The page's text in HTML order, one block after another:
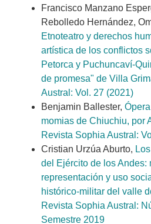
Francisco Manzano
Rebolledo Hernández,
Etnoteatro y derechos
artística de los conflictos
Petorca y Puchuncaví-
de promesa" de Villa
Austral: Vol. 27 (2021)
Benjamin Ballester,
momias de Chiuchiu, por
Revista Sophia Austral:
Cristian Urzúa Aburto,
del Ejército de los Andes:
representación y uso
histórico-militar del valle
Revista Sophia Austral:
Semestre 2019